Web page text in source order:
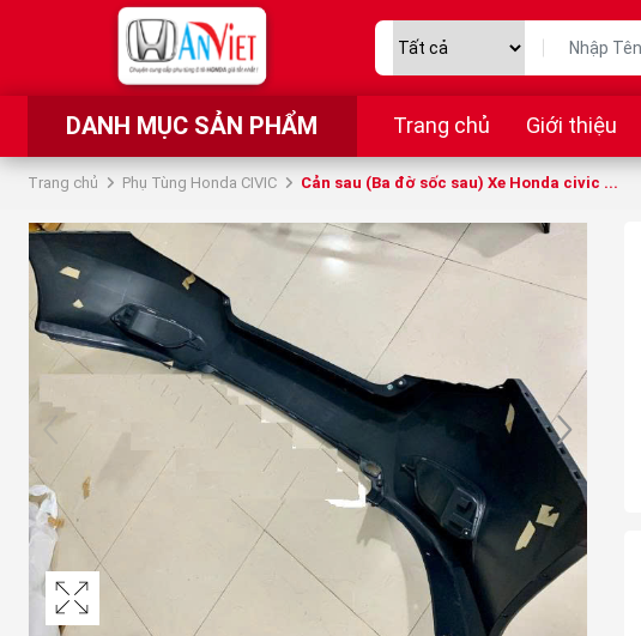
DANH MỤC SẢN PHẨM Trang chủ Giới thiệu
Trang chủ Phụ Tùng Honda CIVIC Cản sau (Ba đờ sốc sau) Xe Honda civic ...